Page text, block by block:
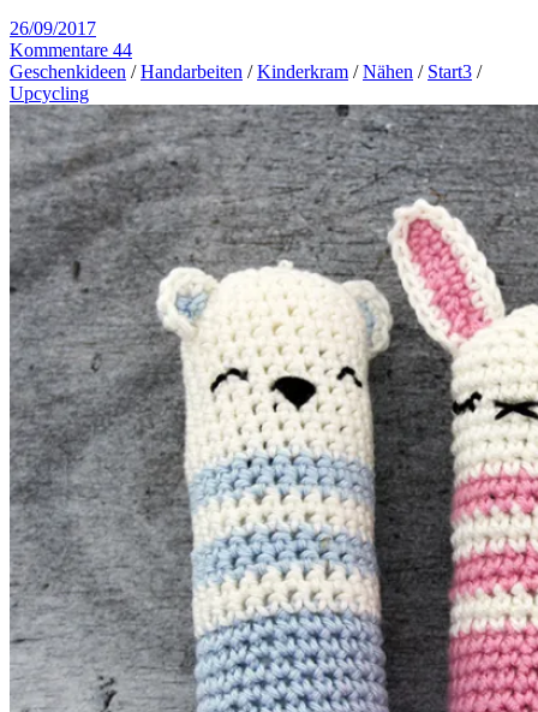
26/09/2017
Kommentare 44
Geschenkideen /Handarbeiten /Kinderkram /Nähen / Start3 /
Upcycling